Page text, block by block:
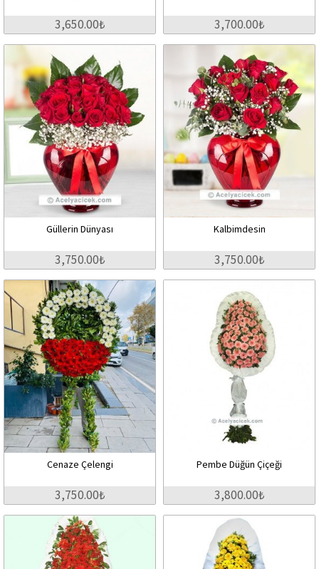
3,650.00₺ 3,700.00₺
Güllerin Dünyası
3,750.00₺
Kalbimdesin
3,750.00₺
Cenaze Çelengi
3,750.00₺
Pembe Düğün Çiçeği
3,800.00₺